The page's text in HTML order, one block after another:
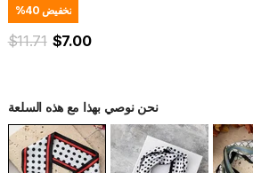
%40 تخفيض
$11.71 $7.00
نحن نوصي بهذا مع هذه السلعة